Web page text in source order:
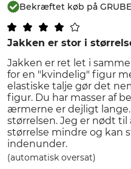
Bekræftet køb på
Jakken er stor i
Jakken er ret let i
for en "kvindelig" figur
elastiske talje gør det
figur. Du har masser af
ærmerne er dejligt
størrelsen. Jeg er nødt
størrelse mindre og kan
indenunder.
(automatisk oversat)